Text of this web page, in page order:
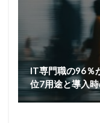
IT専門職の96％
位7用途と導入